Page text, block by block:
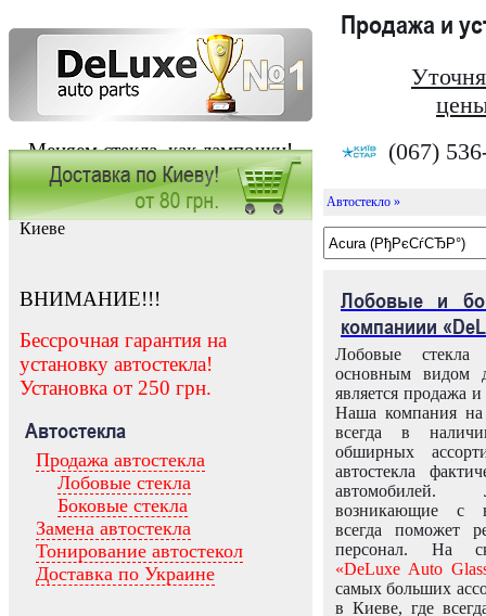
Меняем стекла, как лампочки!
Продажа и
(067)
Заказать установку автостекла в
Киеве
ВНИМАНИЕ!!!
Бессрочная гарантия на
установку автостекла!
Установка от 250 грн.
Автостекла
Продажа автостекла
Лобовые стекла
Боковые стекла
Замена автостекла
Тонирование автостекол
Доставка по Украине
Автостекло »
Лобовые и
компаниии
Лобовые
основным видом
является продажа и
Наша компания на
всегда в
обширных
автостекла
возникающие с
всегда поможет
персонал. На
«DeLuxe Auto
самых больших
в Киеве, где